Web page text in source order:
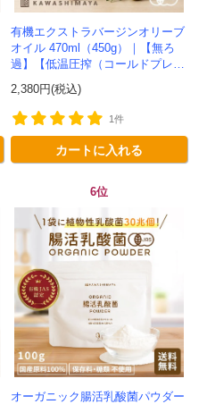
有機エクストラバージンオリーブ
オイル 470ml（450g）｜【無ろ
過】【低温圧搾（コールドプレ
ス）製法】イタリア産-かわしま
屋-
2,380円(税込)
1件
カートに入れる
6位
オーガニック腸活乳酸菌パウダー